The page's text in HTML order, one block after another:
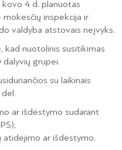
kovo 4 d. planuotas
mokesčių inspekcija ir
valdyba atstovais neįvyks.
kad nuotolinis susitikimas
grupei.
su laikinais
ar išdėstymo sudarant
atidėjimo ar išdėstymo.